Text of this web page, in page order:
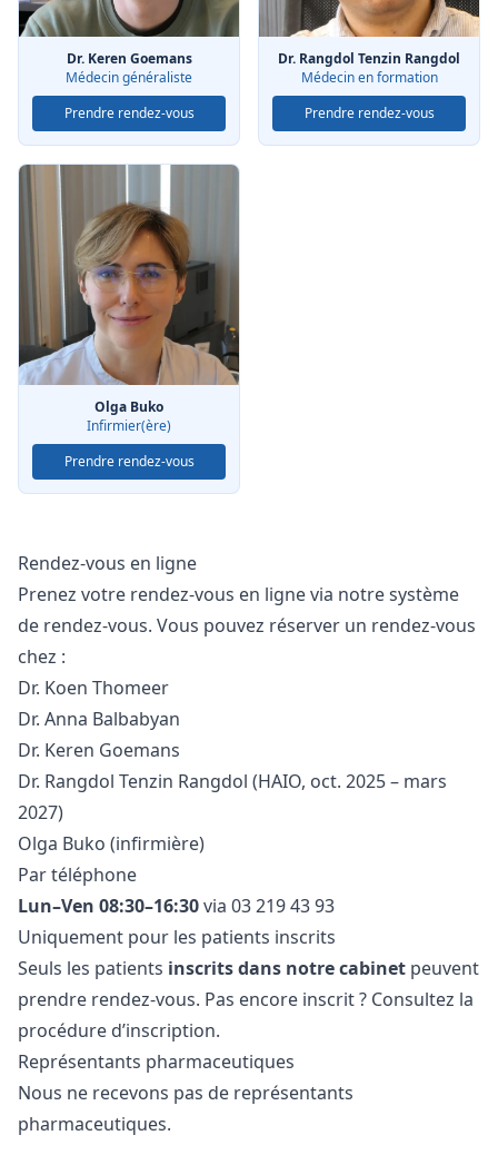
Dr. Keren Goemans
Médecin généraliste
Prendre rendez-vous
Dr. Rangdol Tenzin Rangdol
Médecin en formation
Prendre rendez-vous
Olga Buko
Infirmier(ère)
Prendre rendez-vous
Rendez-vous en ligne
Prenez votre rendez-vous en ligne via notre système
de rendez-vous. Vous pouvez réserver un rendez-vous
chez :
Dr. Koen Thomeer
Dr. Anna Balbabyan
Dr. Keren Goemans
Dr. Rangdol Tenzin Rangdol (HAIO, oct. 2025 – mars
2027)
Olga Buko (infirmière)
Par téléphone
Lun–Ven 08:30–16:30via 03 219 43 93
Uniquement pour les patients inscrits
Seuls les patients inscrits dans notre cabinet peuvent
prendre rendez-vous. Pas encore inscrit ? Consultez la
procédure d’inscription.
Représentants pharmaceutiques
Nous ne recevons pas de représentants
pharmaceutiques.